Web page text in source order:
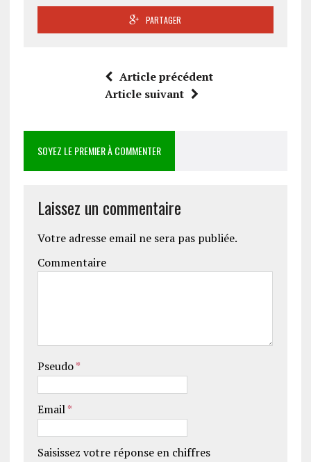
PARTAGER
Article précédent
Article suivant
SOYEZ LE PREMIER À COMMENTER
Laissez un commentaire
Votre adresse email ne sera pas publiée.
Commentaire
Pseudo*
Email*
Saisissez votre réponse en chiffres